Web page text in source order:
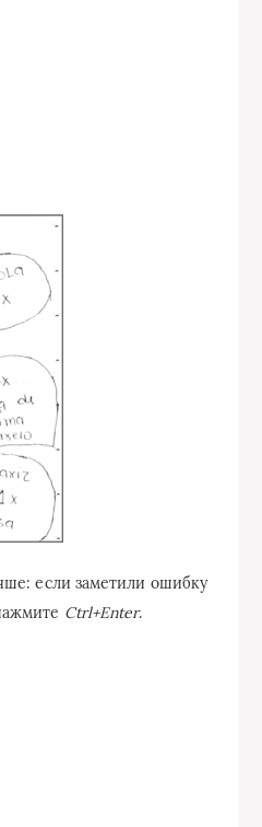
если заметили ошибку
Ctrl+Enter.